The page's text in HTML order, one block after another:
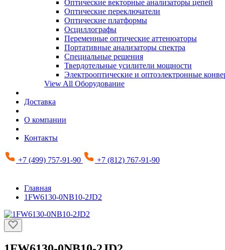
Оптические векторные анализаторы цепей
Оптические переключатели
Оптические платформы
Осциллографы
Переменные оптические аттенюаторы
Портативные анализаторы спектра
Специальные решения
Твердотельные усилители мощности
Электрооптические и оптоэлектронные
View All Оборудование
Доставка
О компании
Контакты
+7 (499) 757-91-90 +7 (812) 767-91-90
Главная
1FW6130-0NB10-2JD2